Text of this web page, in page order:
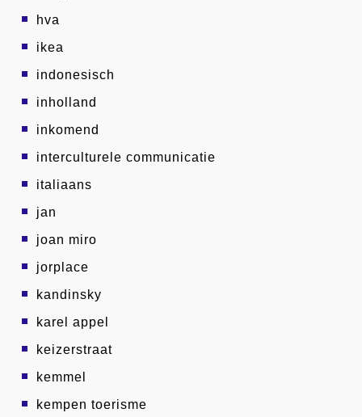
hva
ikea
indonesisch
inholland
inkomend
interculturele communicatie
italiaans
jan
joan miro
jorplace
kandinsky
karel appel
keizerstraat
kemmel
kempen toerisme